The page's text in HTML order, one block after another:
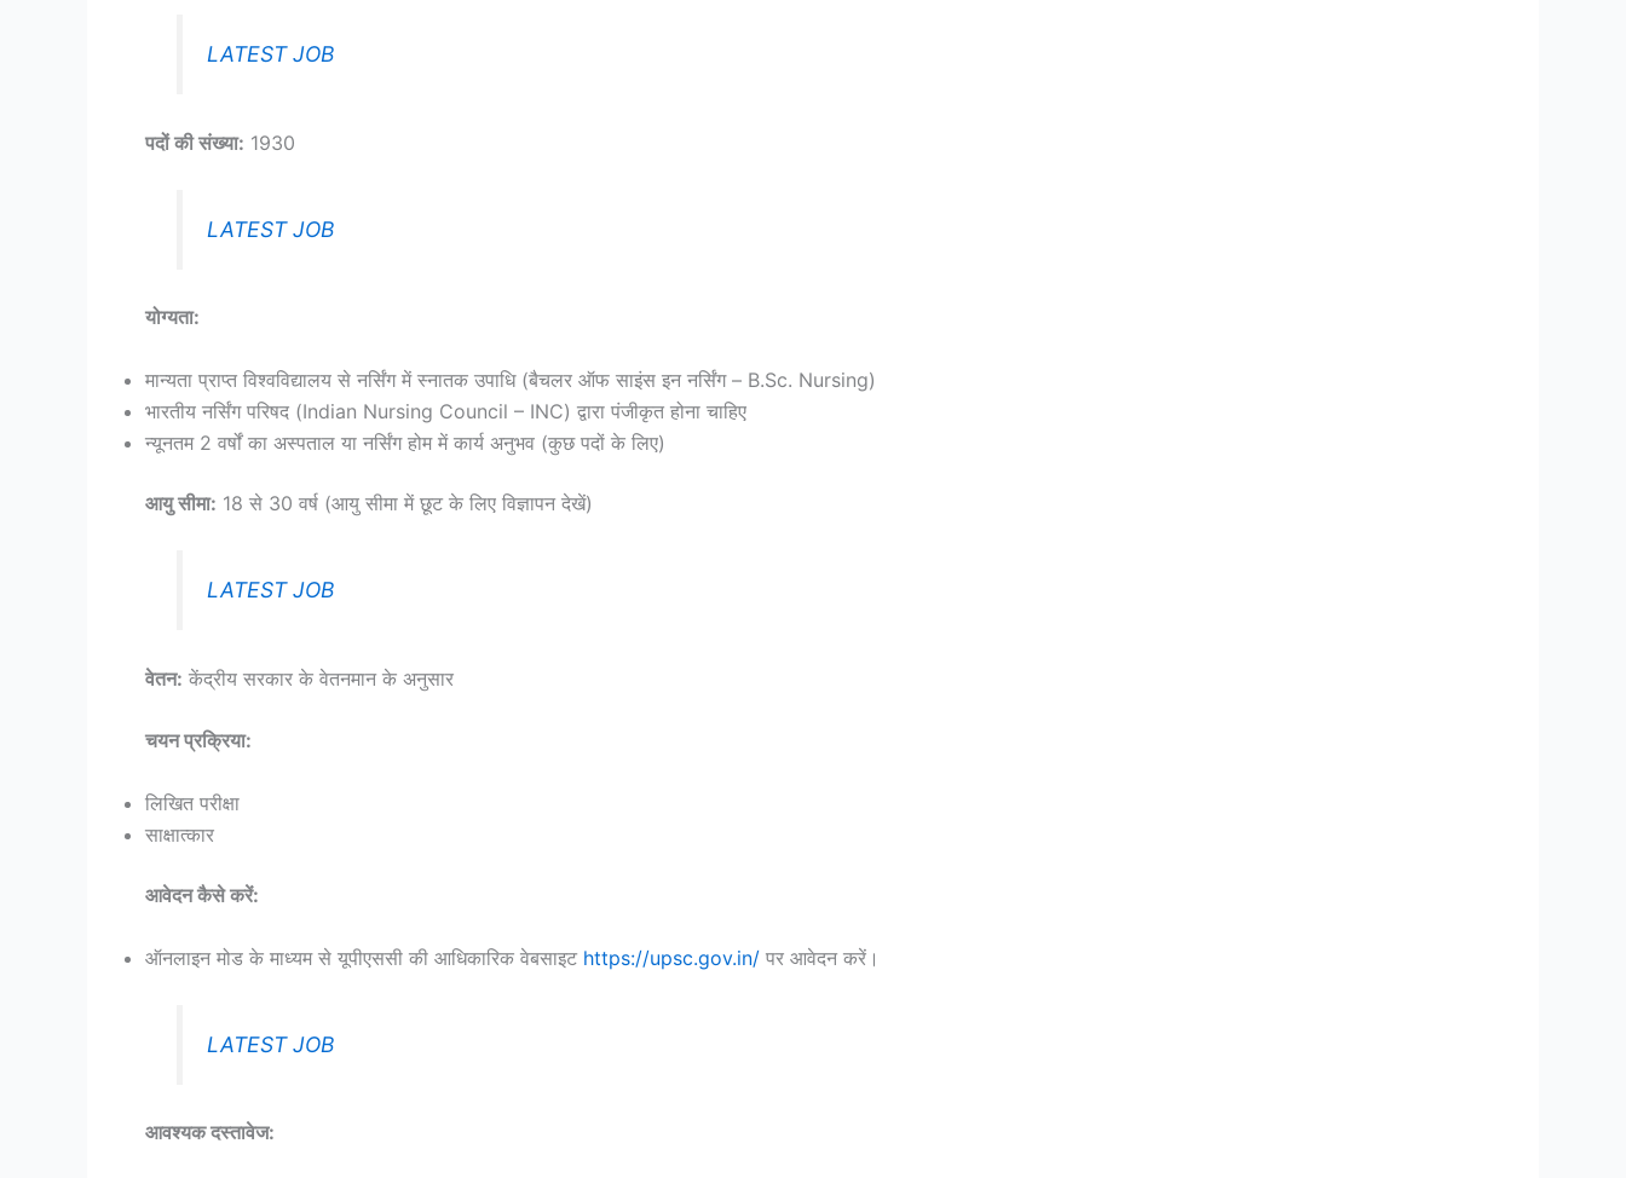
LATEST JOB
पदों की संख्या: 1930
LATEST JOB
योग्यता:
मान्यता प्राप्त विश्वविद्यालय से नर्सिंग में स्नातक उपाधि (बैचलर ऑफ साइंस इन नर्सिंग – B.Sc. Nursing)
भारतीय नर्सिंग परिषद (Indian Nursing Council – INC) द्वारा पंजीकृत होना चाहिए
न्यूनतम 2 वर्षों का अस्पताल या नर्सिंग होम में कार्य अनुभव (कुछ पदों के लिए)
आयु सीमा: 18 से 30 वर्ष (आयु सीमा में छूट के लिए विज्ञापन देखें)
LATEST JOB
वेतन: केंद्रीय सरकार के वेतनमान के अनुसार
चयन प्रक्रिया:
लिखित परीक्षा
साक्षात्कार
आवेदन कैसे करें:
ऑनलाइन मोड के माध्यम से यूपीएससी की आधिकारिक वेबसाइट https://upsc.gov.in/ पर आवेदन करें।
LATEST JOB
आवश्यक दस्तावेज: